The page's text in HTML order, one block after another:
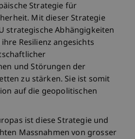
Strategie für
Mit dieser Strategie
strategische Abhängigkeiten
Resilienz angesichts
und Störungen der
zu stärken. Sie ist somit
auf die geopolitischen
ist diese Strategie und
Massnahmen von grosser